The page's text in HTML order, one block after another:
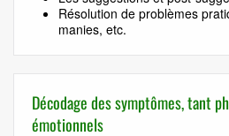
Résolution de problèmes
manies, etc.
Décodage des symptômes, tant
émotionnels